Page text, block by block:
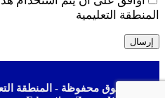
المنطقة التعليمية
جميع الحقوق محفوظة - المنطقة التعليمية ©